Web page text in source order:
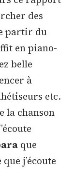
des
partir du
en piano-
belle
à
etc.
la chanson
que
j’écoute